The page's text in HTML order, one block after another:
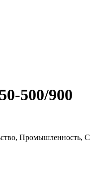
500/900
Промышленность,